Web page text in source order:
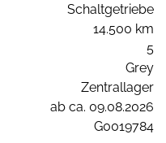
Schaltgetriebe
14.500 km
5
Grey
Zentrallager
ab ca. 09.08.2026
G0019784